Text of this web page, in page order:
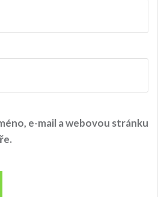
e-mail a webovou stránku